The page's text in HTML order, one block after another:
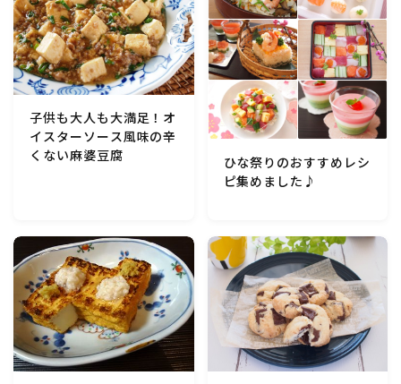
パン・パンケーキ・スコーン・食事パイ・ケークサレ・
粉もの
米/ご飯料理・もち料理
麺料理(パスタ・うどん・そうめん・春雨など)
ハム・ベーコン・ソーセー・・スパム・チーズ料理
豆腐・厚揚げ・油揚げ・納豆・豆類・豆製品料理
缶詰料理(ツナ・サバ・いわし・ホタテ貝柱・コーン
等)
行事食(おせち・ハロウィン・クリスマス・雛祭り・子
供の日・七夕等)
子供も大人も大満足！オ
イスターソース風味の辛
くない麻婆豆腐
ひな祭りのおすすめレシ
ピ集めました♪